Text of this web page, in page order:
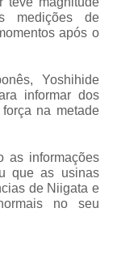
medições de
após o
Yoshihide
informar dos
na metade
as informações
que as usinas
de Niigata e
no seu